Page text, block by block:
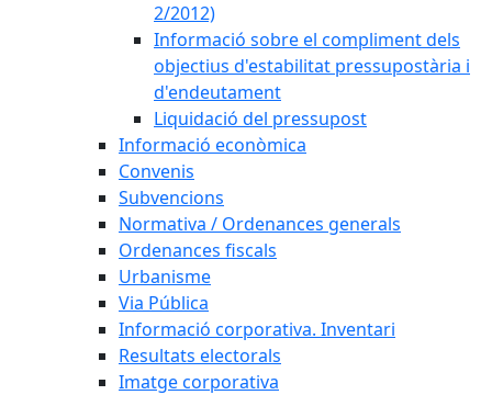
2/2012)
Informació sobre el compliment dels
objectius d'estabilitat pressupostària i
d'endeutament
Liquidació del pressupost
Informació econòmica
Convenis
Subvencions
Normativa / Ordenances generals
Ordenances fiscals
Urbanisme
Via Pública
Informació corporativa. Inventari
Resultats electorals
Imatge corporativa